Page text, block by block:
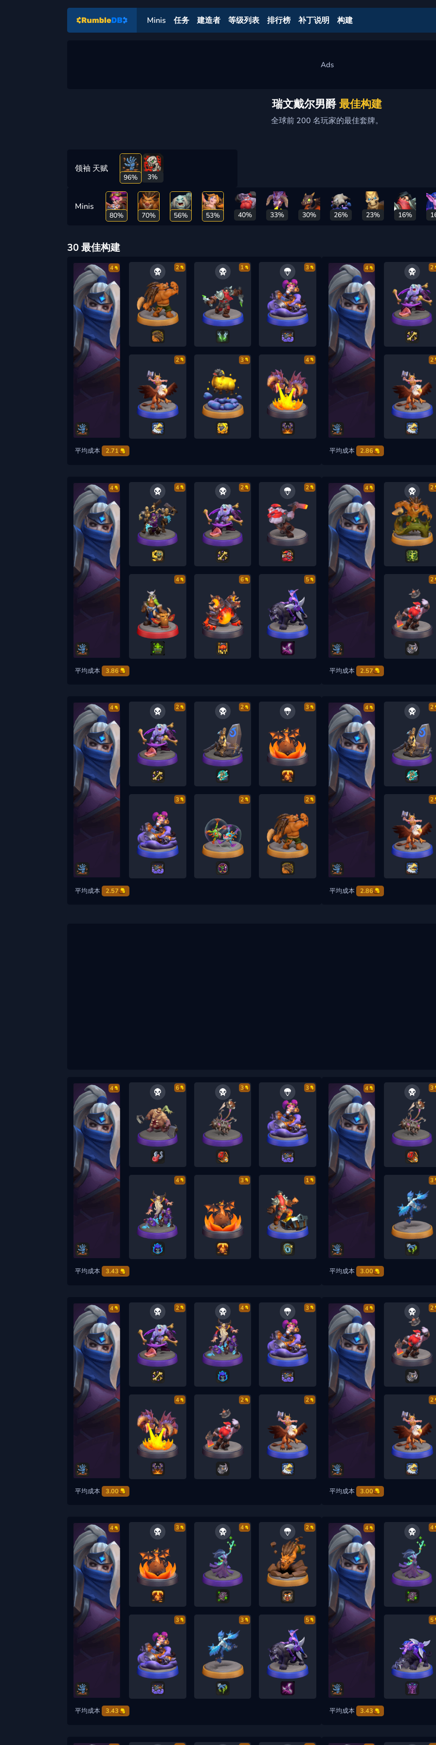
Minis 任务 建造者 等级列表 排行榜 补丁说明 构建
瑞文戴尔男爵 最佳构建
全球前 200 名玩家的最佳套牌。
领袖 天赋
96% 3%
Minis
80% 70% 56% 53% 40% 33% 30% 26% 23% 16%
30 最佳构建
4 2 1 3
2 3 4
平均成本 2.71
4 2
2
平均成本 2.86
4 4 2 2
4 6 5
平均成本 3.86
4 2
2
平均成本 2.57
4 2 2 3
3 2 2
平均成本 2.57
4 2
2
平均成本 2.86
4 6 3 3
4 3 1
平均成本 3.43
4 3
3
平均成本 3.00
4 2 4 3
4 2 2
平均成本 3.00
4 2
2
平均成本 3.00
4 3 4 2
3 3 5
平均成本 3.43
4 4
5
平均成本 3.43